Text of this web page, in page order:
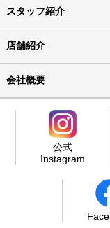
スタッフ紹介
店舗紹介
会社概要
公式
Instagram